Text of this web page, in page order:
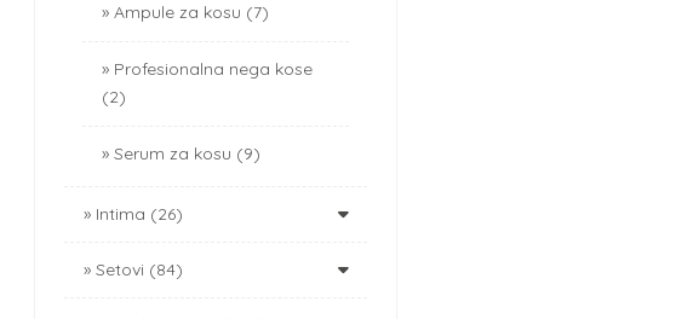
Ampule za kosu (7)
Profesionalna nega kose
(2)
Serum za kosu (9)
Intima (26)
Setovi (84)